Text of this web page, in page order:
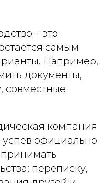
– это
самым
Например,
документы,
совместные
компания
официально
принимать
переписку,